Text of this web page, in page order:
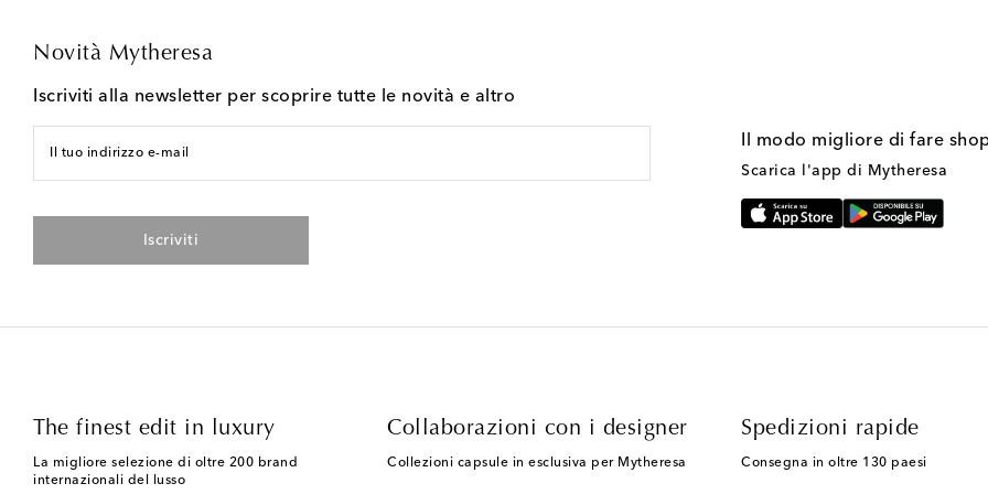
Novità Mytheresa
Iscriviti alla newsletter per scoprire tutte le novità e altro
Il tuo indirizzo e-mail
Iscriviti
Il modo migliore di fare
Scarica l'app di Mytheresa
The finest edit in luxury
La migliore selezione di oltre 200 brand
internazionali del lusso
Collaborazioni con i designer
Collezioni capsule in esclusiva per Mytheresa
Spedizioni rapide
Consegna in oltre 130 paesi